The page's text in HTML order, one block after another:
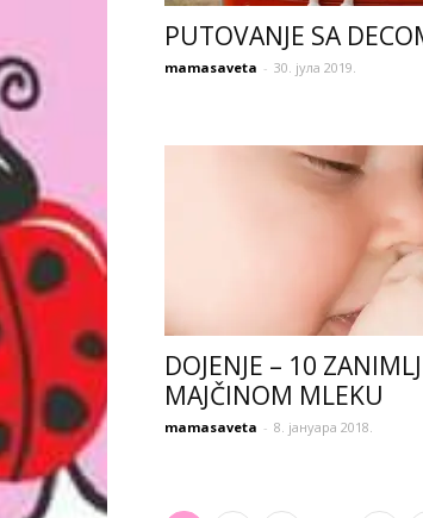
PUTOVANJE SA
mamasaveta - 30. јула 2019.
DOJENJE – 10
MAJČINOM MLEKU
mamasaveta - 8. јануара 2018.